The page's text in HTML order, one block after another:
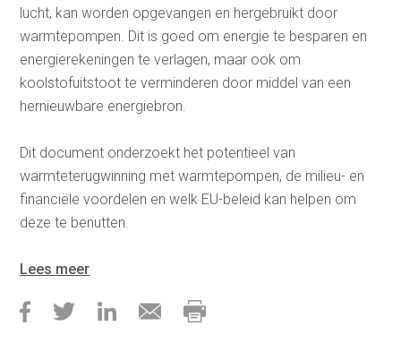
lucht, kan worden opgevangen en hergebruikt door
warmtepompen. Dit is goed om energie te besparen en
energierekeningen te verlagen, maar ook om
koolstofuitstoot te verminderen door middel van een
hernieuwbare energiebron.
Dit document onderzoekt het potentieel van
warmteterugwinning met warmtepompen, de milieu- en
financiële voordelen en welk EU-beleid kan helpen om
deze te benutten.
Lees meer